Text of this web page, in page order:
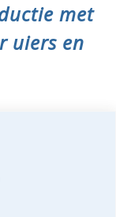
met
uiers en